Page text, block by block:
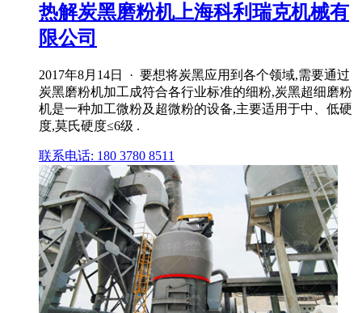
热解炭黑磨粉机上海科利瑞克机械有
限公司
2017年8月14日 · 要想将炭黑应用到各个领域,需要通过
炭黑磨粉机加工成符合各行业标准的细粉,炭黑超细磨粉
机是一种加工微粉及超微粉的设备,主要适用于中、低硬
度,莫氏硬度≤6级 .
联系电话: 180 3780 8511